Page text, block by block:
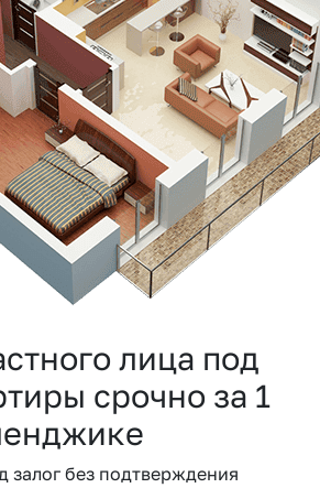
лица под
срочно за 1
залог без подтверждения